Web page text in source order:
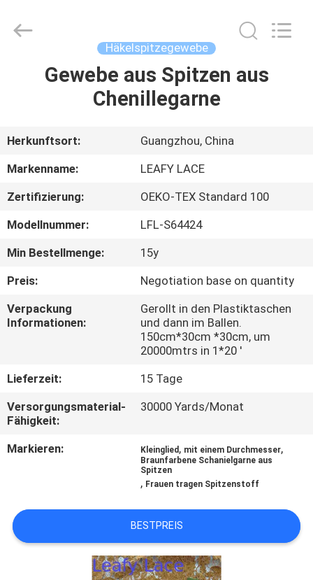
STARTSEITE
ÜBER
UNS
FABRIK
TOUR
QUALITÄTSKONTROLLE
NACHRICHTEN
REFERENZEN
DATENSCHUTZERKLÄRUNG
Häkelspitzegewebe
Gewebe aus Spitzen aus
Chenillegarne
Herkunftsort:
Guangzhou, China
Markenname:
LEAFY LACE
Zertifizierung:
OEKO-TEX Standard 100
Modellnummer:
LFL-S64424
Min Bestellmenge:
15y
Preis:
Negotiation base on quantity
Verpackung
Informationen:
Gerollt in den Plastiktaschen
und dann im Ballen.
150cm*30cm *30cm, um
20000mtrs in 1*20 '
Lieferzeit:
15 Tage
Versorgungsmaterial-
Fähigkeit:
30000 Yards/Monat
Markieren: Kleinglied , mit einem Durchmesser,
Braunfarbene Schanielgarne aus
Spitzen
, Frauen tragen Spitzenstoff
BESTPREIS